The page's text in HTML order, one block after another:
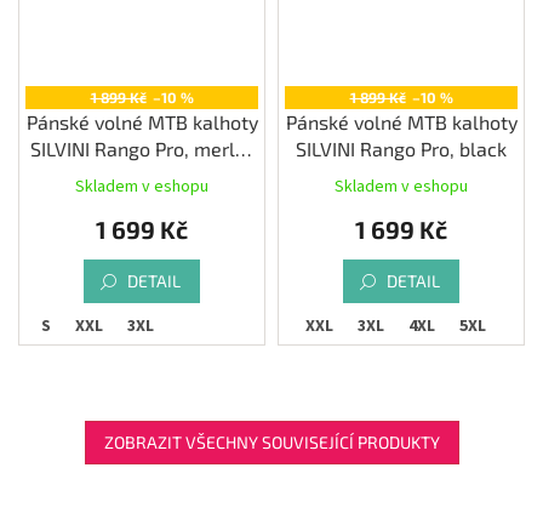
1 899 Kč –10 %
Pánské volné MTB kalhoty
SILVINI Rango Pro, merlot
orange
Skladem v eshopu
1 699 Kč
DETAIL
S XXL 3XL
1 899 Kč –10 %
Pánské volné MTB kalhoty
SILVINI Rango Pro, black
Skladem v eshopu
1 699 Kč
DETAIL
XXL 3XL 4XL 5XL
ZOBRAZIT VŠECHNY SOUVISEJÍCÍ PRODUKTY